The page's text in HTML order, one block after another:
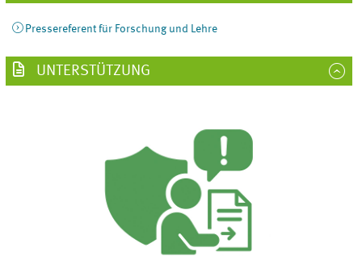
Pressereferent für Forschung und Lehre
UNTERSTÜTZUNG